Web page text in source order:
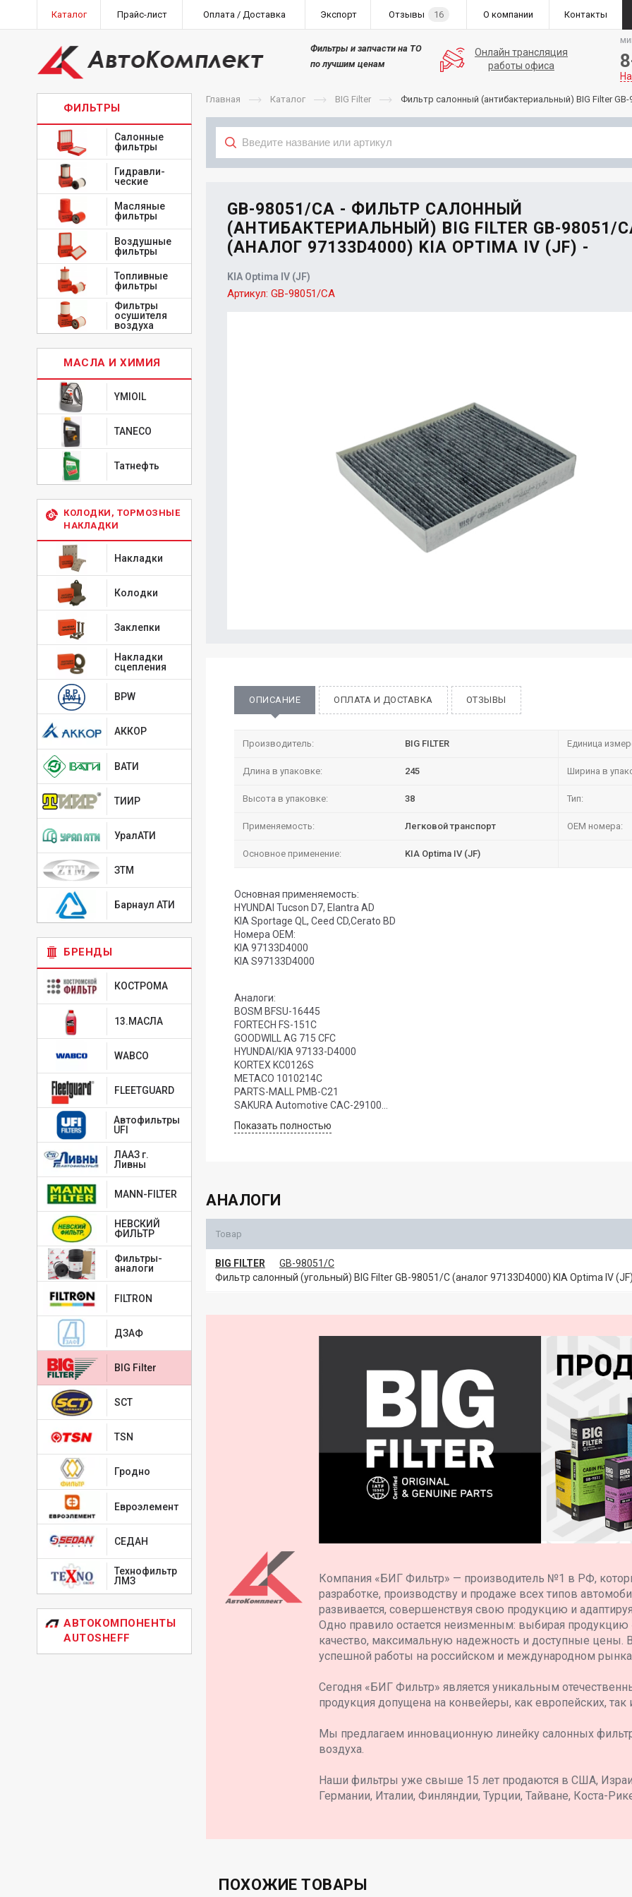
Каталог Прайс-лист Оплата / Доставка Экспорт Отзывы 16 О компании Контакты
Фильтры и запчасти на ТО
по лучшим ценам
Онлайн трансляция
работы офиса
ФИЛЬТРЫ
Салонные
фильтры
Гидравли-
ческие
Масляные
фильтры
Воздушные
фильтры
Топливные
фильтры
Фильтры
осушителя
воздуха
МАСЛА И ХИМИЯ
YMIOIL
TANECO
Татнефть
КОЛОДКИ, ТОРМОЗНЫЕ
НАКЛАДКИ
Накладки
Колодки
Заклепки
Накладки
сцепления
BPW
АККОР
ВАТИ
ТИИР
УралАТИ
ЗТМ
Барнаул АТИ
БРЕНДЫ
КОСТРОМА
13.МАСЛА
WABCO
FLEETGUARD
Автофильтры
UFI
ЛААЗ г.
Ливны
MANN-FILTER
НЕВСКИЙ
ФИЛЬТР
Фильтры-
аналоги
FILTRON
ДЗАФ
BIG Filter
SCT
TSN
Гродно
Евроэлемент
СЕДАН
Технофильтр
ЛМЗ
АВТОКОМПОНЕНТЫ
AUTOSHEFF
Главная Каталог BIG Filter Фильтр салонный (антибактериальный) BIG Filter
GB-98051/СА - ФИЛЬТР САЛОННЫЙ
(АНТИБАКТЕРИАЛЬНЫЙ) BIG FILTER GB-98051/
(АНАЛОГ 97133D4000) KIA OPTIMA IV (JF) -
KIA Optima IV (JF)
Артикул: GB-98051/СА
ОПИСАНИЕ ОПЛАТА И ДОСТАВКА ОТЗЫВЫ
Производитель: BIG FILTER Единица
Длина в упаковке: 245 Ширина в
Высота в упаковке: 38 Тип:
Применяемость: Легковой транспорт OEM номера:
Основное применение: KIA Optima IV (JF)
Основная применяемость:
HYUNDAI Tucson D7, Elantra AD
KIA Sportage QL, Ceed CD,Cerato BD
Номера OEM:
KIA 97133D4000
KIA S97133D4000
Аналоги:
BOSM BFSU-16445
FORTECH FS-151C
GOODWILL AG 715 CFC
HYUNDAI/KIA 97133-D4000
KORTEX KC0126S
METACO 1010214C
PARTS-MALL PMB-C21
SAKURA Automotive CAC-29100
SCT Germany SAK 355
TDK DK134A
Показать полностью
АНАЛОГИ
Товар
BIG FILTER
GB-98051/C
Фильтр салонный (угольный) BIG Filter GB-98051/C (аналог 97133D4000) KIA Optima IV (JF)
Компания «БИГ Фильтр» — производитель №1 в РФ,
разработке, производству и продаже всех типов
развивается, совершенствуя свою продукцию и
Одно правило остается неизменным: выбирая
качество, максимальную надежность и доступные цены.
успешной работы на российском и международном
Сегодня «БИГ Фильтр» является уникальным
продукция допущена на конвейеры, как европейских, так
Мы предлагаем инновационную линейку салонных
воздуха.
Наши фильтры уже свыше 15 лет продаются в США,
Германии, Италии, Финляндии, Турции, Тайване, Коста-
ПОХОЖИЕ ТОВАРЫ